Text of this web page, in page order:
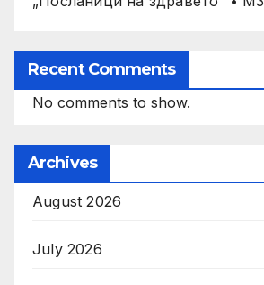
Recent Comments
No comments to show.
Archives
August 2026
July 2026